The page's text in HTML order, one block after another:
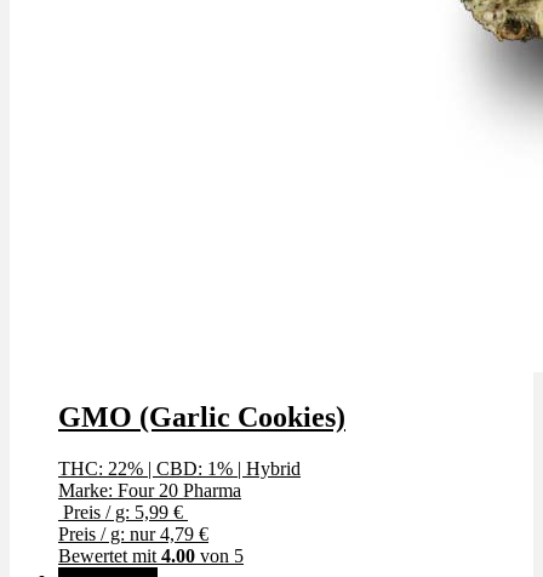
GMO (Garlic Cookies)
THC: 22% | CBD: 1% | Hybrid
Marke: Four 20 Pharma
Preis / g: 5,99 €
Preis / g: nur 4,79 €
Bewertet mit 4.00 von 5